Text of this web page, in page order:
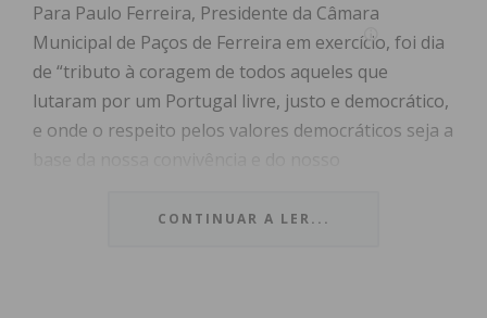
Para Paulo Ferreira, Presidente da Câmara
Municipal de Paços de Ferreira em exercício, foi dia
de “tributo à coragem de todos aqueles que
lutaram por um Portugal livre, justo e democrático,
e onde o respeito pelos valores democráticos seja a
CONTINUAR A LER...